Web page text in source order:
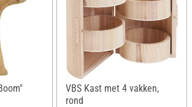
VBS Kast met 4 vakken,
rond